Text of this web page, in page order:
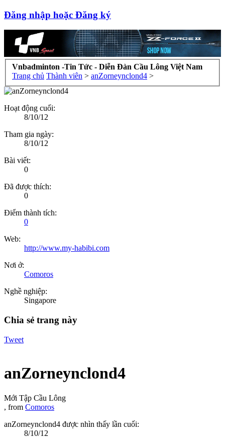
Đăng nhập hoặc Đăng ký
Vnbadminton -Tin Tức - Diễn Đàn Cầu Lông Việt Nam
Trang chủ Thành viên > anZorneynclond4 >
Hoạt động cuối:
8/10/12
Tham gia ngày:
8/10/12
Bài viết:
0
Đã được thích:
0
Điểm thành tích:
0
Web:
http://www.my-habibi.com
Nơi ở:
Comoros
Nghề nghiệp:
Singapore
Chia sẻ trang này
Tweet
anZorneynclond4
Mới Tập Cầu Lông
, from Comoros
anZorneynclond4 được nhìn thấy lần cuối:
8/10/12